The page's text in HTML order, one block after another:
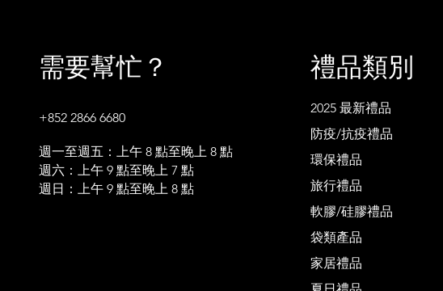
需要幫忙？
+852 2866 6680
週一至週五：上午 8 點至晚上 8 點
週六：上午 9 點至晚上 7 點
週日：上午 9 點至晚上 8 點
禮品類別
2025 最新禮品
防疫/抗疫禮品
環保禮品
旅行禮品
軟膠/硅膠禮品
袋類產品
家居禮品